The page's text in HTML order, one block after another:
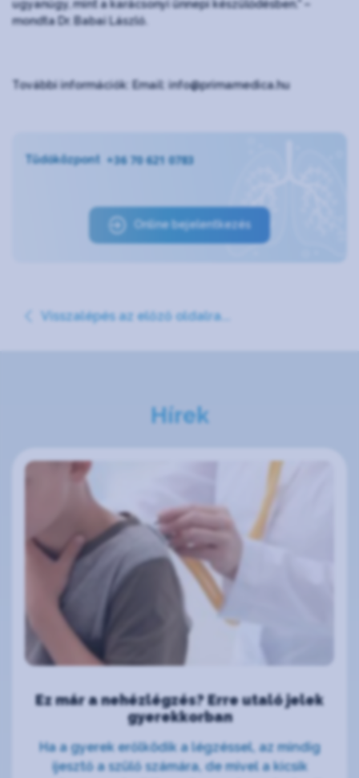
ugyanúgy, mint a karácsonyi ünnepi készülődésben." –
mondta Dr. Babai László.
További információk: Email: info@primamedica.hu
Tüdőközpont +36 70 621 0783
Online bejelentkezés
Visszalépés az előző oldalra...
Hírek
Ez már a nehézlégzés? Erre utaló jelek
gyerekkorban
Ha a gyerek erőlködik a légzéssel, az mindig
ijesztő a szülő számára, de mivel a kicsik